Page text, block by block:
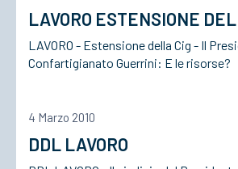
LAVORO ESTENSIONE
LAVORO - Estensione della Cig - Il
Confartigianato Guerrini: E le risorse?
4 Marzo 2010
DDL LAVORO